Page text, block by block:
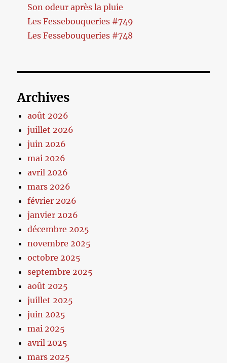
Son odeur après la pluie
Les Fessebouqueries #749
Les Fessebouqueries #748
Archives
août 2026
juillet 2026
juin 2026
mai 2026
avril 2026
mars 2026
février 2026
janvier 2026
décembre 2025
novembre 2025
octobre 2025
septembre 2025
août 2025
juillet 2025
juin 2025
mai 2025
avril 2025
mars 2025